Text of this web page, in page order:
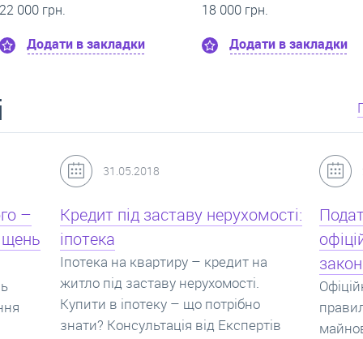
24 000 грн.
Додати в закладки
0 грн.
Додати в
24.07.2017
Податок з оренди квартири,
офіційний договір оренди та
законна здача житла
Офіційно здати квартиру в найм. Як
правильно укладати договір
майнового найму, який податок за